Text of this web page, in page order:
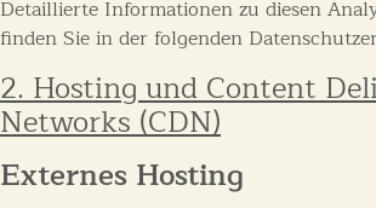
Detaillierte Informationen zu diesen
finden Sie in der folgenden
2. Hosting und Content
Networks (CDN)
Externes Hosting